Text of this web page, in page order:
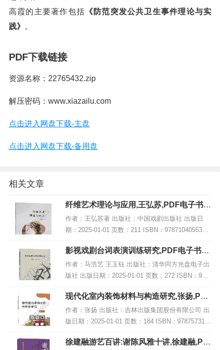
高霞的主要著作包括 《防范突发公共卫生事件理论与实
践》 。
PDF下载链接
资源名称：22765432.zip
解压密码：www.xiazailu.com
点击进入网盘下载-主盘
点击进入网盘下载-备用盘
相关文章
纤维艺术理论与应用,王弘苏,PDF电子书下
载,网盘资源
作者：王弘苏著 出版社：中国戏剧出版社 出版日
期：2025-01-01 页数：211 ISBN：9787104055334
电子书大小：244MB [高清扫描版PDF格式] 内容简
介 该书结...
影视戏剧台词表演训练研究,PDF电子书下
载,网盘资源
作者：马浩艺 王玉钰 出版社：清华同方光盘电子出
版社 出版日期：2025-01-01 页数：272 ISBN：978
7547065402 电子书大小：232MB [高清扫描版PDF
格式] 内...
现代化室内装饰材料与构造研究,张扬,PDF
电子书网盘下载
作者：张扬 出版社：吉林出版集团股份有限公司 出
版日期：2025-01-01 页数：184 ISBN：978757315
5016 电子书大小：218MB [高清扫描版PDF格式] 内
容简介...
徐建融游艺百讲:谢陈风雅十讲,徐建融,PD